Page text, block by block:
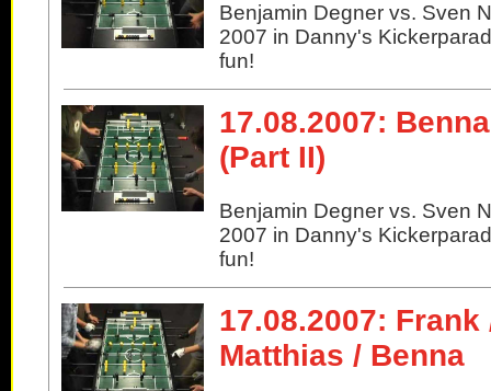
Benjamin Degner vs. Sven
2007 in Danny's
fun!
17.08.2007:
(Part II)
Benjamin Degner vs. Sven
2007 in Danny's
fun!
17.08.2007:
Matthias / Benna